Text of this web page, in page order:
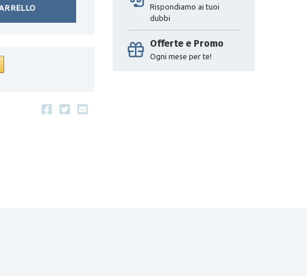
Rispondiamo ai tuoi
dubbi
Offerte e Promo
Ogni mese per te!